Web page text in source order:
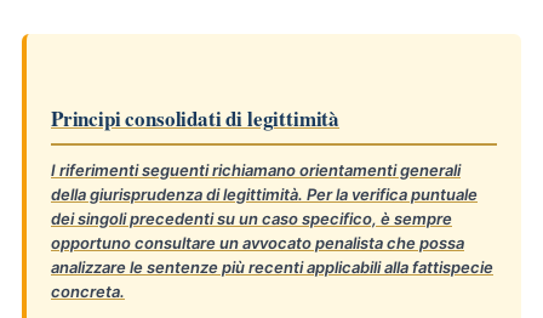
Principi consolidati di legittimità
I riferimenti seguenti richiamano orientamenti generali
della giurisprudenza di legittimità. Per la verifica puntuale
dei singoli precedenti su un caso specifico, è sempre
opportuno consultare un avvocato penalista che possa
analizzare le sentenze più recenti applicabili alla fattispecie
concreta.